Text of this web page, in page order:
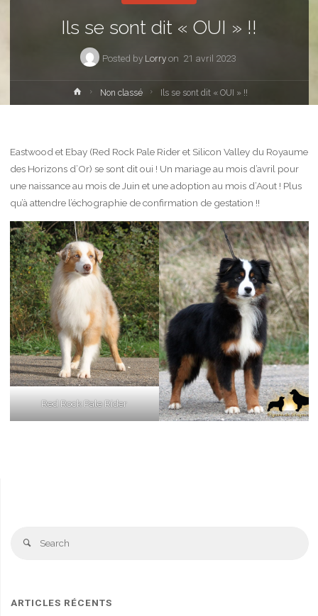
Ils se sont dit « OUI » !!
Posted by Lorry on 21 avril 2023
HomeNon classé Ils se sont dit « OUI » !!
Eastwood et Ebay (Red Rock Pale Rider et Silicon Valley du Royaume
des Horizons d’Or) se sont dit oui ! Un mariage au mois d’avril pour
une naissance au mois de Juin et une adoption au mois d’Aout ! Plus
qu’à attendre l’échographie de confirmation de gestation !!
Red Rock Pale Rider
Search
ARTICLES RÉCENTS